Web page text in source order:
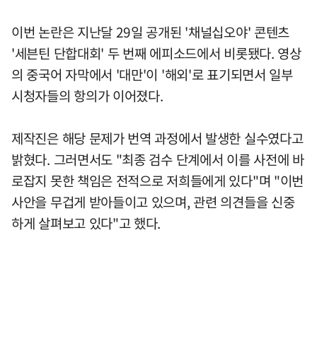
이번 논란은 지난달 29일 공개된 '채널십오야' 콘텐츠
'세븐틴 단합대회' 두 번째 에피소드에서 비롯됐다. 영상
의 중국어 자막에서 '대만'이 '해외'로 표기되면서 일부
시청자들의 항의가 이어졌다.
제작진은 해당 문제가 번역 과정에서 발생한 실수였다고
밝혔다. 그러면서도 "최종 검수 단계에서 이를 사전에 바
로잡지 못한 책임은 전적으로 저희들에게 있다"며 "이번
사안을 무겁게 받아들이고 있으며, 관련 의견들을 신중
하게 살펴보고 있다"고 했다.